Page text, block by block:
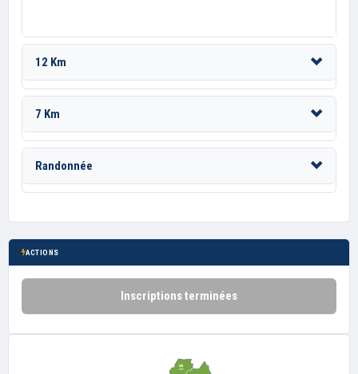
12 Km
7 Km
Randonnée
ACTIONS
Inscriptions terminées